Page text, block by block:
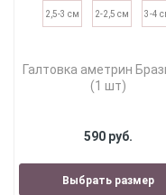
2,5-3 см 2-2,5 см 3-4
Галтовка аметрин
(1 шт)
590 руб.
Выбрать размер